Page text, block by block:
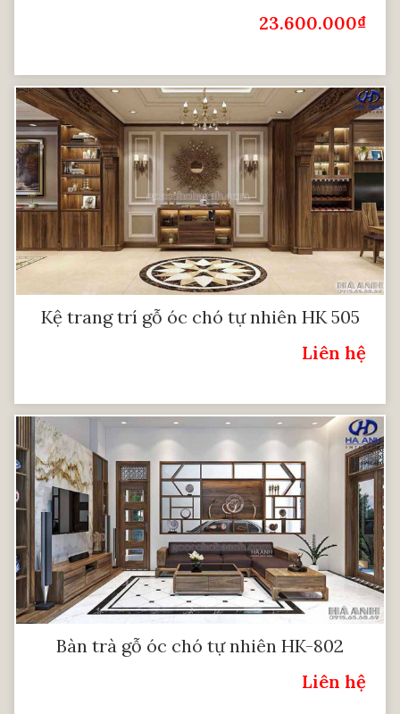
23.600.000₫
Kệ trang trí gỗ óc chó tự nhiên HK 505
Liên hệ
Bàn trà gỗ óc chó tự nhiên HK-802
Liên hệ